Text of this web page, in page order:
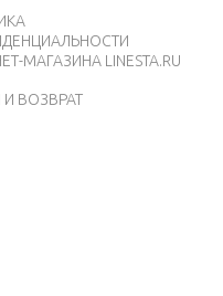
МАГАЗИНА LINESTA.RU
ВОЗВРАТ